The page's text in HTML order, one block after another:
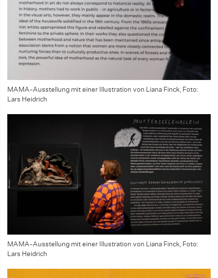
MAMA-Ausstellung mit einer Illustration von Liana Finck, Foto:
Lars Heidrich
MAMA-Ausstellung mit einer Illustration von Liana Finck, Foto:
Lars Heidrich